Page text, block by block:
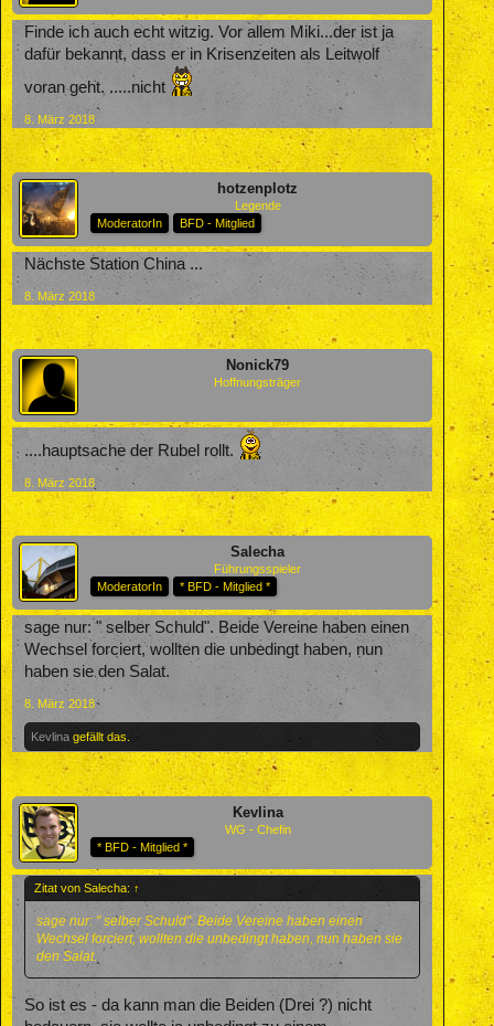
Finde ich auch echt witzig. Vor allem Miki...der ist ja
dafür bekannt, dass er in Krisenzeiten als Leitwolf
voran geht. .....nicht
8. März 2018
hotzenplotz
Legende
ModeratorIn
BFD - Mitglied
Nächste Station China ...
8. März 2018
Nonick79
Hoffnungsträger
....hauptsache der Rubel rollt.
8. März 2018
Salecha
Führungsspieler
ModeratorIn
* BFD - Mitglied *
sage nur: " selber Schuld". Beide Vereine haben einen
Wechsel forciert, wollten die unbedingt haben, nun
haben sie den Salat.
8. März 2018
Kevlina gefällt das.
Kevlina
WG - Chefin
* BFD - Mitglied *
Zitat von Salecha: ↑
sage nur: " selber Schuld". Beide Vereine haben einen
Wechsel forciert, wollten die unbedingt haben, nun haben sie
den Salat.
So ist es - da kann man die Beiden (Drei ?) nicht